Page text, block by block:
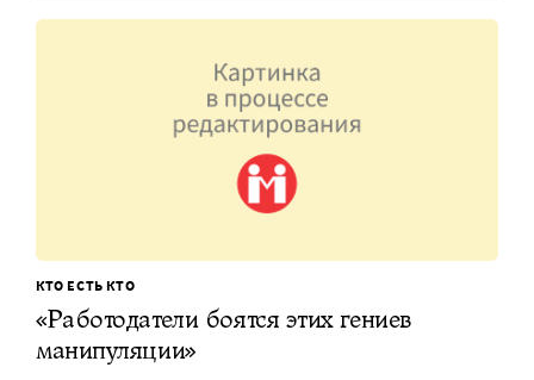
КТО ЕСТЬ КТО
«Работодатели боятся этих гениев
манипуляции»